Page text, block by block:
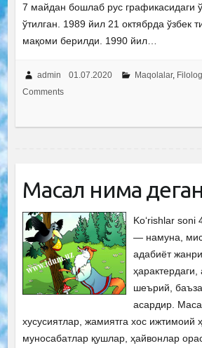
7 майдан бошлаб рус графикасидаги
ўтилган. 1989 йил 21 октябрда ўзбек
мақоми берилди. 1990 йил…
admin 01.07.2020 Maqolalar,
Comments
Масал нима
Ko‘rishlar soni
— намуна,
адабиёт
ҳарактердаги,
шеърий,
асардир.
хусусиятлар, жамиятга хос ижтимоий
муносабатлар қушлар, ҳайвонлар